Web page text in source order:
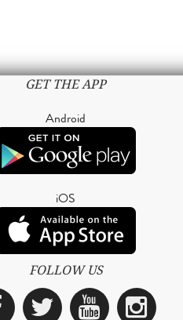
GET THE APP
Android
iOS
FOLLOW US
Facebook
Twitter